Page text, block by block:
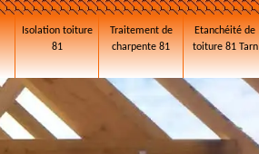
Isolation toiture
81
Traitement de
charpente 81
Etanchéité de
toiture 81 Tarn